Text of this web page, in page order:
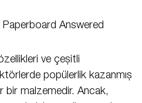
ve çeşitli
popülerlik kazanmış
bir malzemedir. Ancak,